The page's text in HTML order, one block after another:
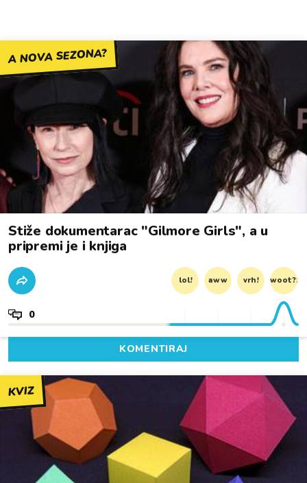
A NOVA SEZONA?
Stiže dokumentarac "Gilmore Girls", a u
pripremi je i knjiga
lol! aww vrh! woot?!
0
KOMENTIRAJ
KVIZ